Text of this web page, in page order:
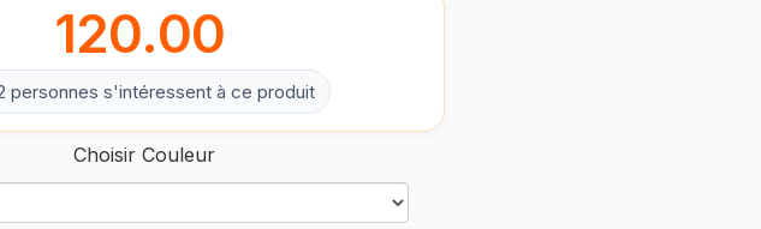
120.00
personnes s'intéressent à ce produit
Choisir Couleur